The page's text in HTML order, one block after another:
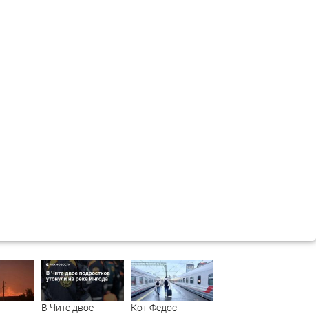
В Чите двое
Кот Федос